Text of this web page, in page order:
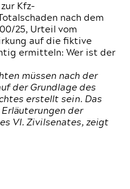
Kfz-
nach dem
25, Urteil vom
auf die fiktive
ermitteln: Wer ist der
müssen nach der
der Grundlage des
erstellt sein. Das
der
VI. Zivilsenates, zeigt